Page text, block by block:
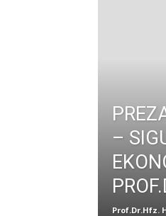
–
Prof.Dr.Hfz.